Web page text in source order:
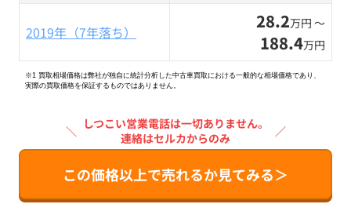
2019年（7年落ち） 28.2万円 〜
188.4万円
※1 買取相場価格は弊社が独自に統計分析した中古車買取における一般的な相場価格であり、
実際の買取価格を保証するものではありません。
＼ しつこい営業電話は一切ありません。
連絡はセルカからのみ
／
この価格以上で売れるか見てみる＞